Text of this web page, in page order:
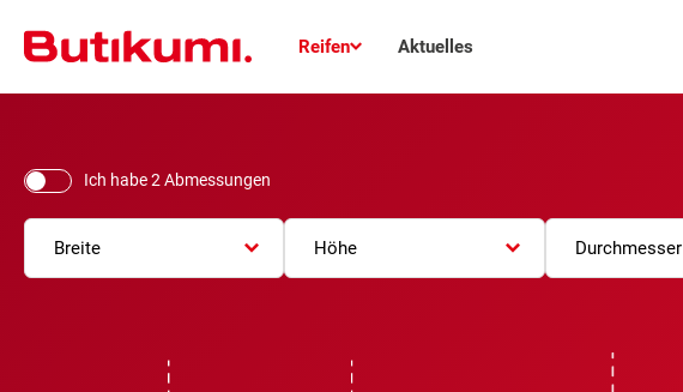
Reifen Aktuelles
Ich habe 2 Abmessungen
Breite Höhe Durchmesser